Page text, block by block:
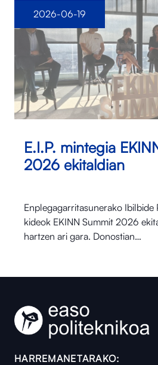
E.I.P. mintegia
2026 ekitaldian
Enplegagarritasunerako Ibilbide
kideok EKINN Summit 2026
hartzen ari gara. Donostian…
2026-06-19
HARREMANETARAKO: